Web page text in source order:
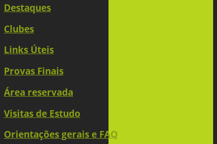
Destaques
Clubes
Links Úteis
Provas Finais
Área reservada
Visitas de Estudo
Orientações gerais e FAQ